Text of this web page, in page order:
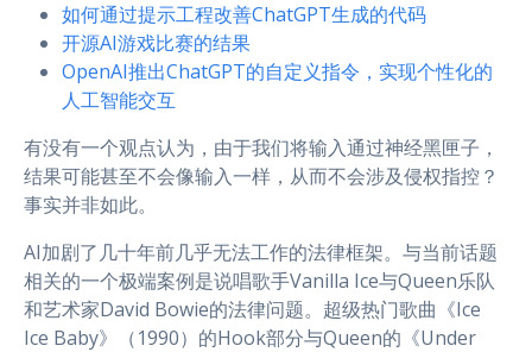
如何通过提示工程改善ChatGPT生成的代码
开源AI游戏比赛的结果
OpenAI推出ChatGPT的自定义指令，实现个性化的
人工智能交互
有没有一个观点认为，由于我们将输入通过神经黑匣子，
结果可能甚至不会像输入一样，从而不会涉及侵权指控？
事实并非如此。
AI加剧了几十年前几乎无法工作的法律框架。与当前话题
相关的一个极端案例是说唱歌手Vanilla Ice与Queen乐队
和艺术家David Bowie的法律问题。超级热门歌曲《Ice
Ice Baby》（1990）的Hook部分与Queen的《Under